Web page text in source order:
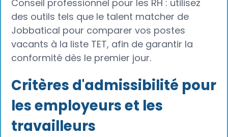
Conseil professionnel pour les RH : utilisez
des outils tels que le talent matcher de
Jobbatical pour comparer vos postes
vacants à la liste TET, afin de garantir la
conformité dès le premier jour.
Critères d'admissibilité pour
les employeurs et les
travailleurs